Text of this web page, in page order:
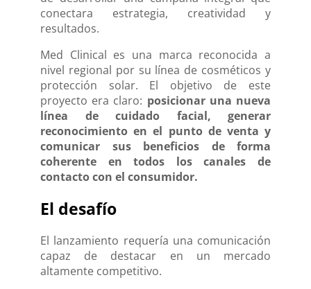
conectara estrategia, creatividad y
resultados.
Med Clinical es una marca reconocida a
nivel regional por su línea de cosméticos y
protección solar. El objetivo de este
proyecto era claro: posicionar una nueva
línea de cuidado facial, generar
reconocimiento en el punto de venta y
comunicar sus beneficios de forma
coherente en todos los canales de
contacto con el consumidor.
El desafío
El lanzamiento requería una comunicación
capaz de destacar en un mercado
altamente competitivo.